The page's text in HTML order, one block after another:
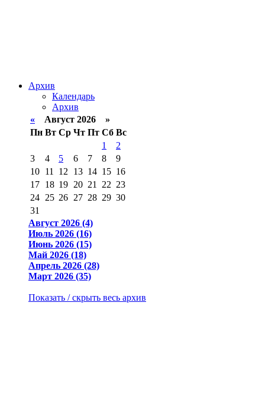
Архив
Календарь
Архив
« Август 2026 »
Пн Вт Ср Чт Пт Сб Вс
1
2
3
4 5 6 7 8
9
10 11 12 13 14 15 16
17 18 19 20 21 22 23
24 25 26 27 28 29 30
31
Август 2026 (4)
Июль 2026 (16)
Июнь 2026 (15)
Май 2026 (18)
Апрель 2026 (28)
Март 2026 (35)
Показать / скрыть весь архив